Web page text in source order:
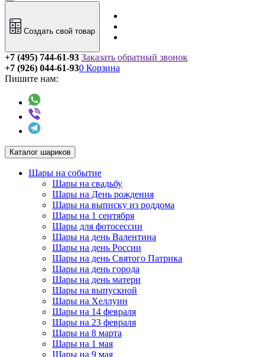
Создать свой товар
+7 (495) 744-61-93 Заказать обратный звонок
+7 (926) 044-61-93
Пишите нам:
0 Корзина
Каталог шариков
Шары на событие
Шары на свадьбу
Шары на День рождения
Шары на выписку из роддома
Шары на 1 сентября
Шары для фотосессии
Шары на день Валентина
Шары на день России
Шары на день Святого Патрика
Шары на день города
Шары на день матери
Шары на выпускной
Шары на Хеллуин
Шары на 14 февраля
Шары на 23 февраля
Шары на 8 марта
Шары на 1 мая
Шары на 9 мая